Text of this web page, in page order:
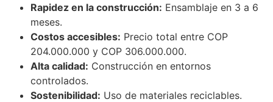
Rapidez en la construcción: Ensamblaje en 3 a 6
meses.
Costos accesibles: Precio total entre COP
204.000.000 y COP 306.000.000.
Alta calidad: Construcción en entornos
controlados.
Sostenibilidad: Uso de materiales reciclables.